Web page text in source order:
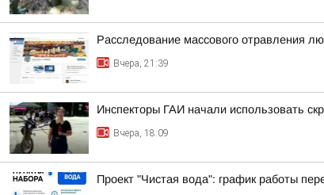
Расследование массового отравления
Вчера, 21:39
Инспекторы ГАИ начали использовать
Вчера, 18:09
Проект "Чистая вода": график работы